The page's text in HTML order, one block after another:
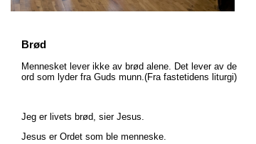
Brød
Mennesket lever ikke av brød alene. Det lever av de
ord som lyder fra Guds munn.(Fra fastetidens liturgi)
Jeg er livets brød, sier Jesus.
Jesus er Ordet som ble menneske.